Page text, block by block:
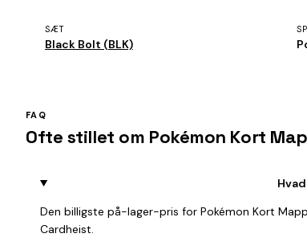
SÆT
Black Bolt (BLK)
FAQ
Ofte stillet om Pokémon Kort
Den billigste på-lager-pris for Pokémon Kort
Cardheist.